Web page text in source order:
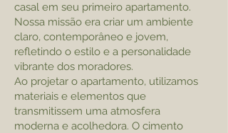
casal em seu primeiro apartamento.
Nossa missão era criar um ambiente
claro, contemporâneo e jovem,
refletindo o estilo e a personalidade
vibrante dos moradores.
Ao projetar o apartamento, utilizamos
materiais e elementos que
transmitissem uma atmosfera
moderna e acolhedora. O cimento